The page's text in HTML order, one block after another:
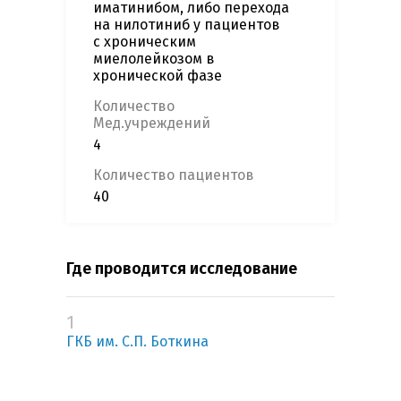
иматинибом, либо перехода
на нилотиниб у пациентов
с хроническим
миелолейкозом в
хронической фазе
Количество
Мед.учреждений
4
Количество пациентов
40
Где проводится исследование
1
ГКБ им. С.П. Боткина